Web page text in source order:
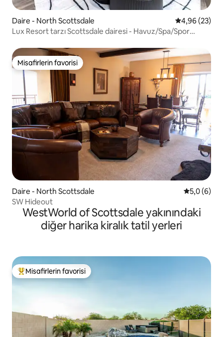
Daire - North Scottsdale 5 üzerinden
4,96 (23)
Lux Resort tarzı Scottsdale dairesi - Havuz/Spa/Spor
Misafirlerin favorisi
Misafirlerin favorisi
Daire - North Scottsdale 55,0 (6)
SW Hideout
WestWorld of Scottsdale yakınındaki
diğer harika kiralık tatil yerleri
Misafirlerin favorilerinden en beğenilenler arasında
Misafirlerin favorisi